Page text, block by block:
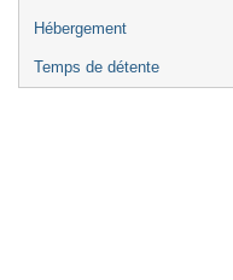
Hébergement
Temps de détente